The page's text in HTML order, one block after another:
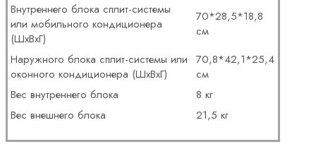
Внутреннего блока сплит-системы
или мобильного кондиционера
(ШxВxГ)
70*28,5*18,8
см
Наружного блока сплит-системы или
оконного кондиционера (ШxВxГ)
70,8*42,1*25,4
см
Вес внутреннего блока
8 кг
Вес внешнего блока
21,5 кг